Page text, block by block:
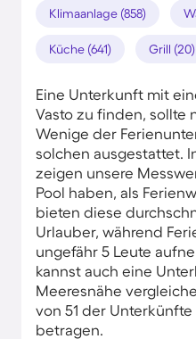
Klimaanlage (858)
Küche (641) Grill (20)
Eine Unterkunft mit
Vasto zu finden, sollte
Wenige der
solchen ausgestattet.
zeigen unsere
Pool haben, als
bieten diese
Urlauber, während
ungefähr 5 Leute
kannst auch eine
Meeresnähe
von 51 der
betragen.